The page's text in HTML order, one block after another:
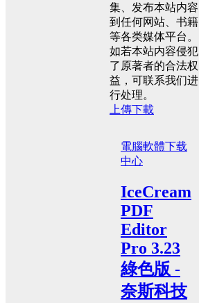
集、发布本站内容
到任何网站、书籍
等各类媒体平台。
如若本站内容侵犯
了原著者的合法权
益，可联系我们进
行处理。
上傳下載
電腦軟體下载
中心
IceCream
PDF
Editor
Pro 3.23
綠色版 -
奈斯科技